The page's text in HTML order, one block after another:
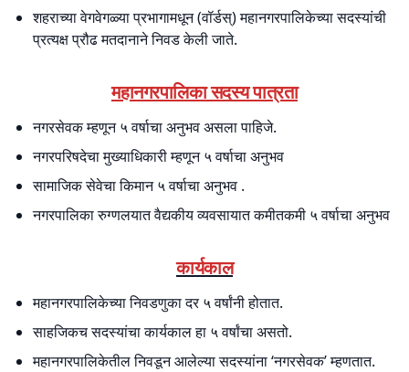
शहराच्या वेगवेगळ्या प्रभागामधून (वॉर्डस्) महानगरपालिकेच्या सदस्यांची
प्रत्यक्ष प्रौढ मतदानाने निवड केली जाते.
महानगरपालिका सदस्य पात्रता
नगरसेवक म्हणून ५ वर्षाचा अनुभव असला पाहिजे.
नगरपरिषदेचा मुख्याधिकारी म्हणून ५ वर्षाचा अनुभव
सामाजिक सेवेचा किमान ५ वर्षाचा अनुभव .
नगरपालिका रुग्णलयात वैद्यकीय व्यवसायात कमीतकमी ५ वर्षाचा अनुभव
कार्यकाल
महानगरपालिकेच्या निवडणुका दर ५ वर्षांनी होतात.
साहजिकच सदस्यांचा कार्यकाल हा ५ वर्षांचा असतो.
महानगरपालिकेतील निवडून आलेल्या सदस्यांना ‘नगरसेवक’ म्हणतात.